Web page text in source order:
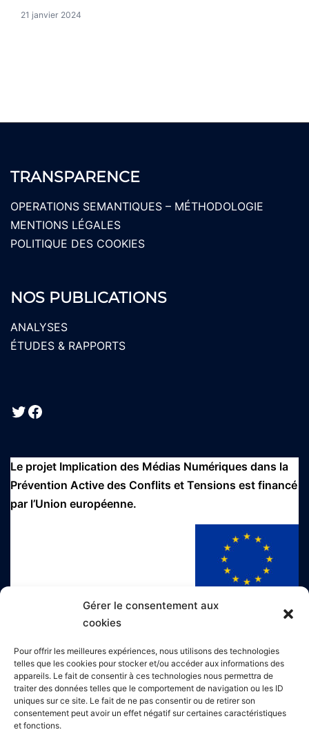
Gérer le consentement aux
cookies
Pour offrir les meilleures expériences, nous utilisons des technologies
telles que les cookies pour stocker et/ou accéder aux informations des
appareils. Le fait de consentir à ces technologies nous permettra de
traiter des données telles que le comportement de navigation ou les ID
uniques sur ce site. Le fait de ne pas consentir ou de retirer son
consentement peut avoir un effet négatif sur certaines caractéristiques
et fonctions.
21 janvier 2024
TRANSPARENCE
OPERATIONS SEMANTIQUES – MÉTHODOLOGIE
MENTIONS LÉGALES
POLITIQUE DES COOKIES
NOS PUBLICATIONS
ANALYSES
ÉTUDES & RAPPORTS
Twitter
Facebook
Le projet Implication des Médias Numériques dans la
Prévention Active des Conflits et Tensions est financé
par l’Union européenne.
Le projet Implication des Médias Numériques dans la
Prévention Active des Conflits et Tensions est
cofinancé par l'Agence Française de Développement.